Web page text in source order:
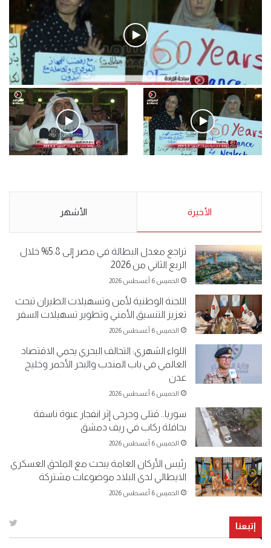
فيديو
.وقفة احتجاجية رمزية لـ”#البدون” في ساحة الإرادة 4-5-2019.
الأحد 5 مايو 2019
5-2019.
نبيع مخدرات يعني ولا خمر؟!.
الأخيرة الأشهر
تراجع معدل البطالة في مصر إلى 5.8% خلال
الربع الثاني من 2026
الخميس 6 أغسطس 2026
اللجنة الوطنية لأمن وتسهيلات الطيران تبحث
تعزيز التنسيق الأمني وتطوير تسهيلات السفر
الخميس 6 أغسطس 2026
اللواء الشهري: التحالف البحري يحمي الاقتصاد
العالمي في باب المندب والبحر الأحمر وخليج
عدن
الخميس 6 أغسطس 2026
سوريا.. قتلى وجرحى إثر انفجار عبوة ناسفة
بحافلة ركاب في ريف دمشق
الخميس 6 أغسطس 2026
رئيس الأركان العامة يبحث مع الملحق العسكري
الايطالي لدى البلاد موضوعات مشتركة
الخميس 6 أغسطس 2026
إتبعنا